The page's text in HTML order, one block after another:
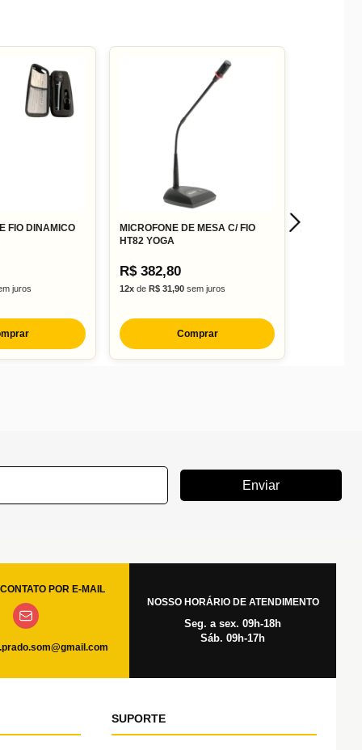
FIO DINAMICO
juros
MICROFONE DE MESA C/ FIO
HT82 YOGA
R$ 382,80
12x de R$ 31,90 sem juros
Comprar
Enviar
POR E-MAIL
NOSSO HORÁRIO DE ATENDIMENTO
Seg. a sex. 09h-18h
Sáb. 09h-17h
SUPORTE